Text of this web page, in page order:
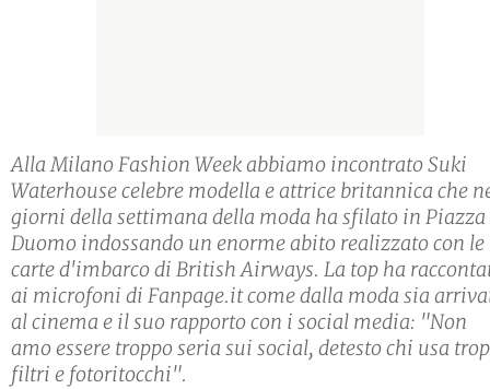
Alla Milano Fashion Week abbiamo incontrato Suki
Waterhouse celebre modella e attrice britannica che
giorni della settimana della moda ha sfilato in Piazza
Duomo indossando un enorme abito realizzato con le
carte d'imbarco di British Airways. La top ha
ai microfoni di Fanpage.it come dalla moda sia
al cinema e il suo rapporto con i social media: "Non
amo essere troppo seria sui social, detesto chi usa
filtri e fotoritocchi".